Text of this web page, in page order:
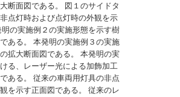
断面図である。
図１のサイドタ
点灯時および点灯時の外観を示
明の実施例２の実施形態を示す樹
ある。
本発明の実施例３の実施
拡大断面図である。
本発明の実
る、レーザー光による加飾加工
ある。
従来の車両用灯具の非点
を示す正面図である。
従来のレ